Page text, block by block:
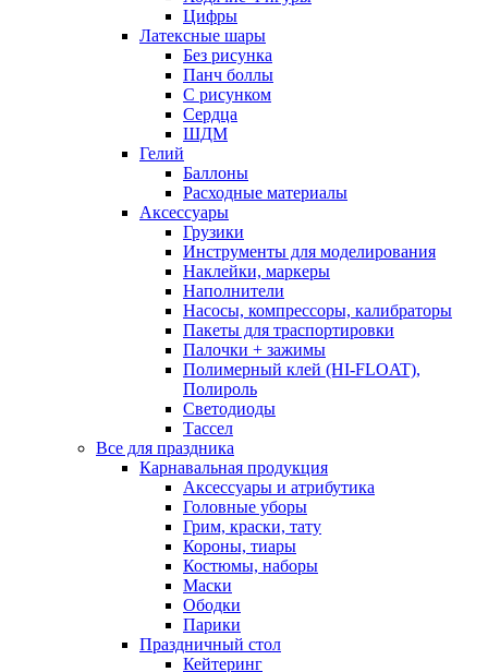
Цифры
Латексные шары
Без рисунка
Панч боллы
С рисунком
Сердца
ШДМ
Гелий
Баллоны
Расходные материалы
Аксессуары
Грузики
Инструменты для моделирования
Наклейки, маркеры
Наполнители
Насосы, компрессоры, калибраторы
Пакеты для траспортировки
Палочки + зажимы
Полимерный клей (HI-FLOAT),
Полироль
Светодиоды
Тассел
Все для праздника
Карнавальная продукция
Аксессуары и атрибутика
Головные уборы
Грим, краски, тату
Короны, тиары
Костюмы, наборы
Маски
Ободки
Парики
Праздничный стол
Кейтеринг